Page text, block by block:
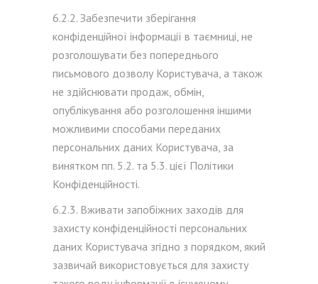
6.2.2. Забезпечити зберігання
конфіденційної інформації в таємниці, не
розголошувати без попереднього
письмового дозволу Користувача, а також
не здійснювати продаж, обмін,
опублікування або розголошення іншими
можливими способами переданих
персональних даних Користувача, за
винятком пп. 5.2. та 5.3. цієї Політики
Конфіденційності.
6.2.3. Вживати запобіжних заходів для
захисту конфіденційності персональних
даних Користувача згідно з порядком, який
зазвичай використовується для захисту